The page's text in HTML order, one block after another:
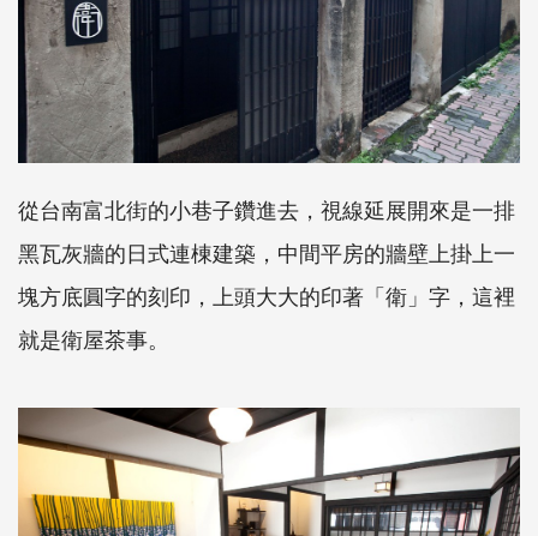
從台南富北街的小巷子鑽進去，視線延展開來是一排
黑瓦灰牆的日式連棟建築，中間平房的牆壁上掛上一
塊方底圓字的刻印，上頭大大的印著「衛」字，這裡
就是衛屋茶事。